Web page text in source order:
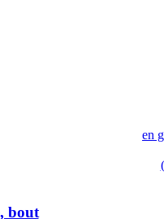
en
bout